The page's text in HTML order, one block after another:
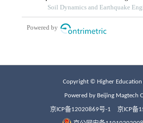
Copyright © Higher Education
Powered by Beijing Magtech
京ICP备12020869号-1 京ICP备